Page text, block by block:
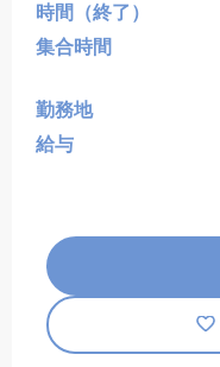
時間（終了）
集合時間
勤務地
給与